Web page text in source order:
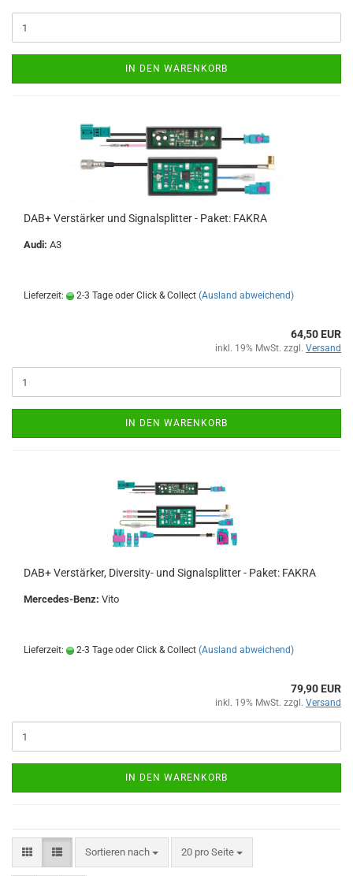
IN DEN WARENKORB
DAB+ Verstärker und Signalsplitter - Paket: FAKRA
Audi: A3
Lieferzeit: 2-3 Tage oder Click & Collect (Ausland abweichend)
64,50 EUR
inkl. 19% MwSt. zzgl. Versand
IN DEN WARENKORB
DAB+ Verstärker, Diversity- und Signalsplitter - Paket: FAKRA
Mercedes-Benz: Vito
Lieferzeit: 2-3 Tage oder Click & Collect (Ausland abweichend)
79,90 EUR
inkl. 19% MwSt. zzgl. Versand
IN DEN WARENKORB
Sortieren nach
Sortieren nach 20 pro Seite
pro Seite